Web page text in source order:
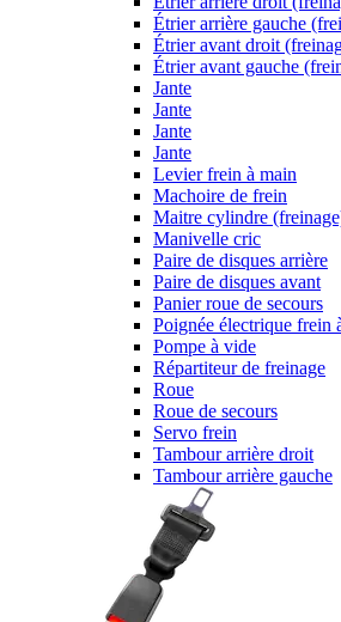
Étrier arrière gauche
Étrier avant droit
Étrier avant gauche
Jante
Jante
Jante
Jante
Levier frein à main
Machoire de frein
Maitre cylindre
Manivelle cric
Paire de disques arrière
Paire de disques avant
Panier roue de secours
Poignée électrique frein
Pompe à vide
Répartiteur de freinage
Roue
Roue de secours
Servo frein
Tambour arrière droit
Tambour arrière gauche